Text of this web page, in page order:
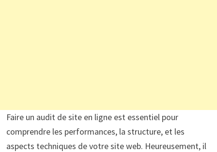
Faire un audit de site en ligne est essentiel pour
comprendre les performances, la structure, et les
aspects techniques de votre site web. Heureusement, il